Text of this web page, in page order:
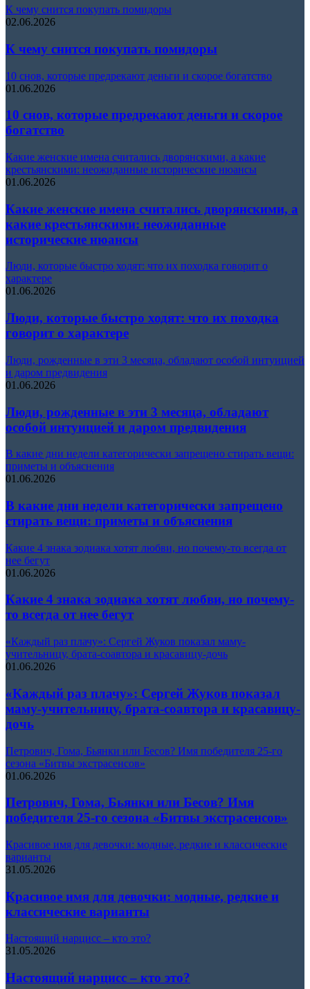
К чему снится покупать помидоры
02.06.2026
К чему снится покупать помидоры
10 снов, которые предрекают деньги и скорое богатство
01.06.2026
10 снов, которые предрекают деньги и скорое
богатство
Какие женские имена считались дворянскими, а какие
крестьянскими: неожиданные исторические нюансы
01.06.2026
Какие женские имена считались дворянскими, а
какие крестьянскими: неожиданные
исторические нюансы
Люди, которые быстро ходят: что их походка говорит о
характере
01.06.2026
Люди, которые быстро ходят: что их походка
говорит о характере
Люди, рожденные в эти 3 месяца, обладают особой интуицией
и даром предвидения
01.06.2026
Люди, рожденные в эти 3 месяца, обладают
особой интуицией и даром предвидения
В какие дни недели категорически запрещено стирать вещи:
приметы и объяснения
01.06.2026
В какие дни недели категорически запрещено
стирать вещи: приметы и объяснения
Какие 4 знака зодиака хотят любви, но почему-то всегда от
нее бегут
01.06.2026
Какие 4 знака зодиака хотят любви, но почему-
то всегда от нее бегут
«Каждый раз плачу»: Сергей Жуков показал маму-
учительницу, брата-соавтора и красавицу-дочь
01.06.2026
«Каждый раз плачу»: Сергей Жуков показал
маму-учительницу, брата-соавтора и красавицу-
дочь
Петрович, Гома, Бьянки или Бесов? Имя победителя 25-го
сезона «Битвы экстрасенсов»
01.06.2026
Петрович, Гома, Бьянки или Бесов? Имя
победителя 25-го сезона «Битвы экстрасенсов»
Красивое имя для девочки: модные, редкие и классические
варианты
31.05.2026
Красивое имя для девочки: модные, редкие и
классические варианты
Настоящий нарцисс – кто это?
31.05.2026
Настоящий нарцисс – кто это?